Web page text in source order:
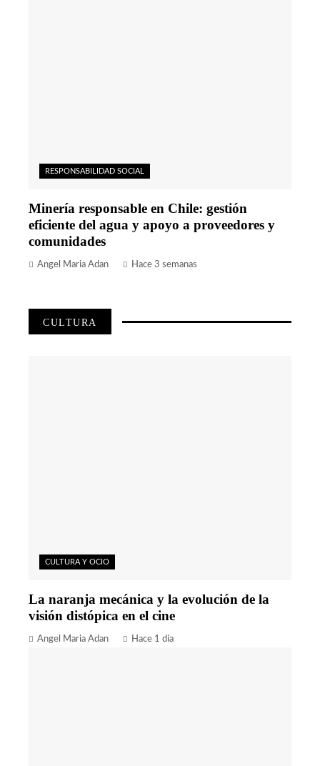
RESPONSABILIDAD SOCIAL
Minería responsable en Chile: gestión
eficiente del agua y apoyo a proveedores y
comunidades
Angel Maria Adan Hace 3 semanas
CULTURA
CULTURA Y OCIO
La naranja mecánica y la evolución de la
visión distópica en el cine
Angel Maria Adan Hace 1 día